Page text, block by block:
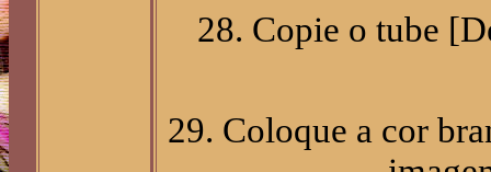
28. Copie o tube
29. Coloque a cor